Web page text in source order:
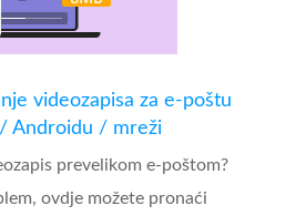
videozapisa za e-poštu
Androidu / mreži
prevelikom e-poštom?
ovdje možete pronaći